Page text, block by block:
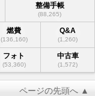
整備手帳
(88,265)
燃費
(136,160)
Q&A
(1,260)
フォト
(53,360)
中古車
(1,572)
ページの先頭へ ▲